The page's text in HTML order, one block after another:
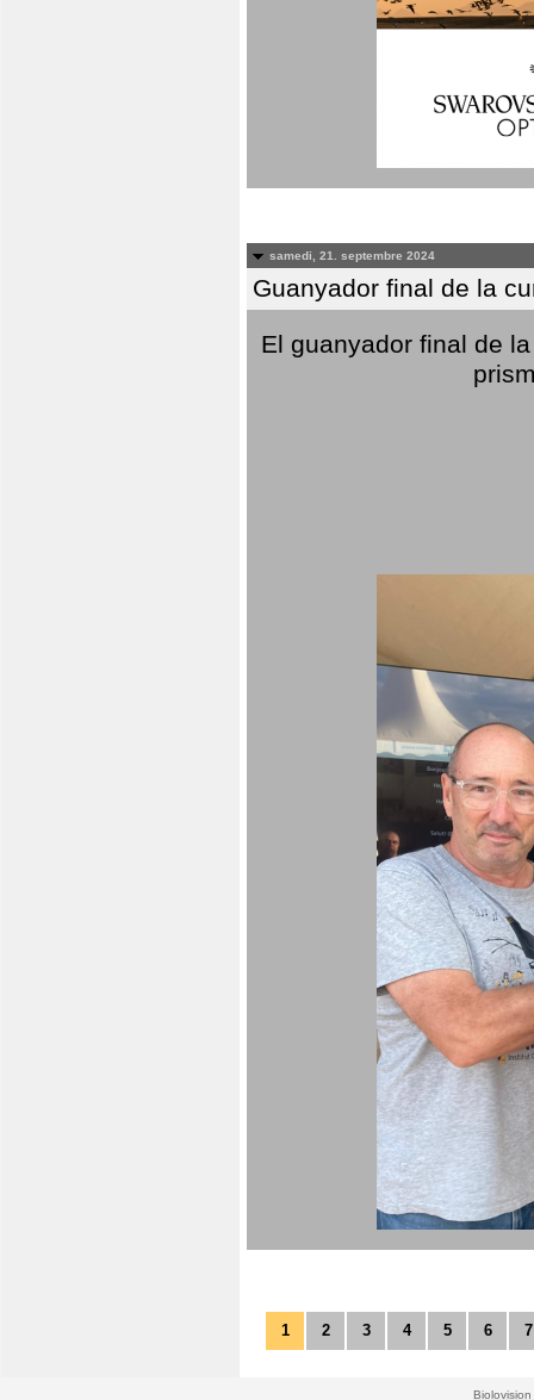
samedi, 21. septembre 2024
Guanyador final de la
El guanyador final de
1 2 3 4 5 6 7
Biolovision